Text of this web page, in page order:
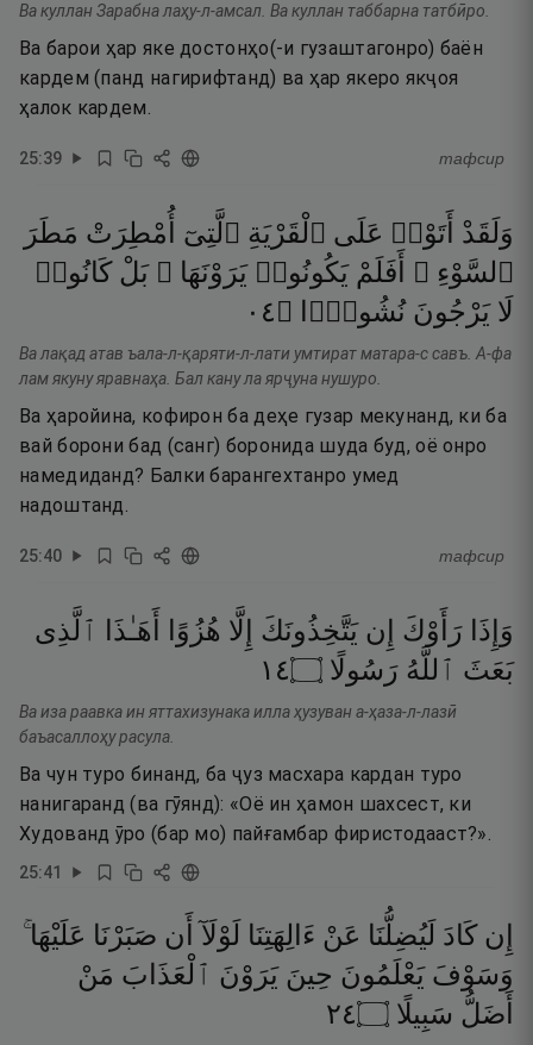
Ва куллан Зарабна лаҳу-л-амсал. Ва куллан таббарна татбӣро.
Ва барои ҳар яке достонҳо(-и гузаштагонро) баён
кардем (панд нагирифтанд) ва ҳар якеро якҷоя
ҳалок кардем.
25:39 тафсир
وَلَقَدْ أَتَوْا۟ عَلَى ٱلْقَرْيَةِ ٱلَّتِىٓ أُمْطِرَتْ مَطَرَ
ٱلسَّوْءِ ۚ
أَفَلَمْ يَكُونُوا۟ يَرَوْنَهَا ۚ بَلْ كَانُوا۟
لَا يَرْجُونَ نُشُورًۭا ۝٤٠
Ва лақад атав ъала-л-қаряти-л-лати умтират матара-с савъ. А-фа
лам якуну яравнаҳа. Бал кану ла ярҷуна нушуро.
Ва ҳаройина, кофирон ба деҳе гузар мекунанд, ки ба
вай борони бад (санг) боронида шуда буд, оё онро
намедиданд? Балки барангехтанро умед
надоштанд.
25:40 тафсир
وَإِذَا رَأَوْكَ إِن يَتَّخِذُونَكَ إِلَّا هُزُوًا أَهَـٰذَا
ٱلَّذِى
بَعَثَ ٱللَّهُ رَسُولًا ۝٤١
Ва иза раавка ин яттахизунака илла ҳузуван а-ҳаза-л-лазӣ
баъасаллоҳу расула.
Ва чун туро бинанд, ба ҷуз масхара кардан туро
нанигаранд (ва гӯянд): «Оё ин ҳамон шахсест, ки
Худованд ӯро (бар мо) пайғамбар фиристодааст?».
25:41
إِن كَادَ لَيُضِلُّنَا عَنْ ءَالِهَتِنَا لَوْلَآ أَن صَبَرْنَا عَلَيْهَا ۚ
وَسَوْفَ يَعْلَمُونَ حِينَ يَرَوْنَ ٱلْعَذَابَ مَنْ
أَضَلُّ سَبِيلًا ۝٤٢